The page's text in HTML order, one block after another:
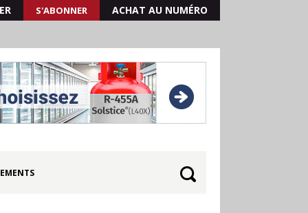
S'ABONNER ACHAT AU NUMÉRO